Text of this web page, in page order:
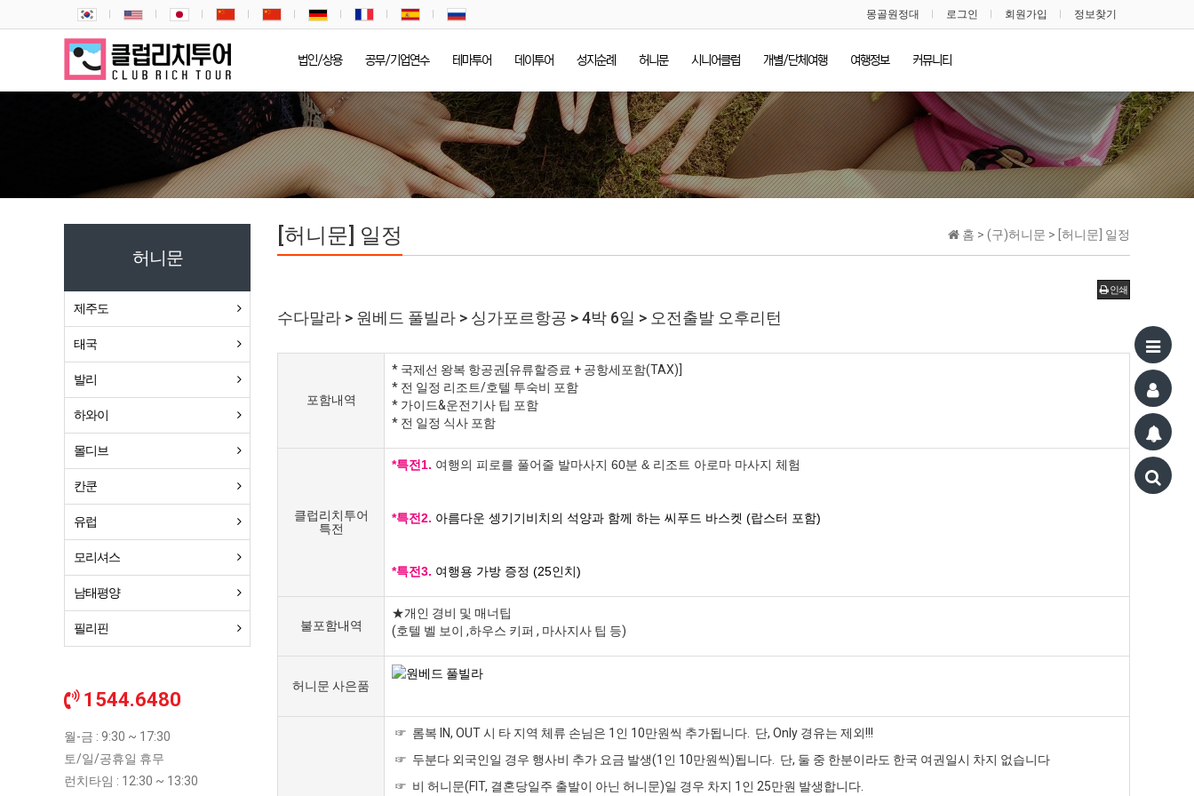
몽골원정대 로그인 회원가입 정보찾기
법인/상용 공무/기업연수 테마투어 데이투어 성지순례 허니문 시니어클럽 개별/단체여행 여행정보 커뮤니티
홈 > (구)허니문 > [허니문] 일정
[허니문] 일정
인쇄
수다말라 > 원베드 풀빌라 > 싱가포르항공 > 4박 6일 > 오전출발 오후리턴
포함내역
* 국제선 왕복 항공권[유류할증료 + 공항세포함(TAX)]
* 전 일정 리조트/호텔 투숙비 포함
* 가이드&운전기사 팁 포함
* 전 일정 식사 포함​
클럽리치투어
특전
*특전1. 여행의 피로를 풀어줄 발마사지 60분 & 리조트 아로마 마사지 체험
*특전2. 아름다운 셍기기비치의 석양과 함께 하는 씨푸드 바스켓 (랍스터 포함)
*특전3. 여행용 가방 증정 (25인치)
불포함내역
★개인 경비 및 매너팁
(호텔 벨 보이 ,하우스 키퍼 , 마사지사 팁 등)
허니문 사은품
☞ 롬복 IN, OUT 시 타 지역 체류 손님은 1인 10만원씩 추가됩니다. 단, Only 경유는 제외!!!
☞ 두분다 외국인일 경우 행사비 추가 요금 발생(1인 10만원씩)됩니다. 단, 둘 중 한분이라도 한국 여권일시 차지 없습니다
☞ 비 허니문(FIT, 결혼당일주 출발이 아닌 허니문)일 경우 차지 1인 25만원 발생합니다.
허니문
제주도
태국
발리
하와이
몰디브
칸쿤
유럽
모리셔스
남태평양
필리핀
1544.6480
월-금 : 9:30 ~ 17:30
토/일/공휴일 휴무
런치타임 : 12:30 ~ 13:30